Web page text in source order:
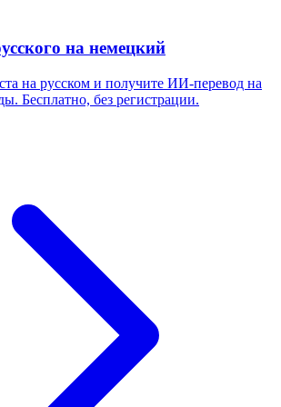
на немецкий
на русском и получите ИИ-перевод на
Бесплатно, без регистрации.